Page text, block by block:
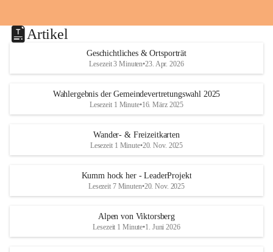
Artikel
Geschichtliches & Ortsporträt
Lesezeit 3 Minuten•23. Apr. 2026
Wahlergebnis der Gemeindevertretungswahl 2025
Lesezeit 1 Minute•16. März 2025
Wander- & Freizeitkarten
Lesezeit 1 Minute•20. Nov. 2025
Kumm hock her - LeaderProjekt
Lesezeit 7 Minuten•20. Nov. 2025
Alpen von Viktorsberg
Lesezeit 1 Minute•1. Juni 2026